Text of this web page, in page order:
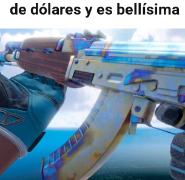
de dólares y es bellísima